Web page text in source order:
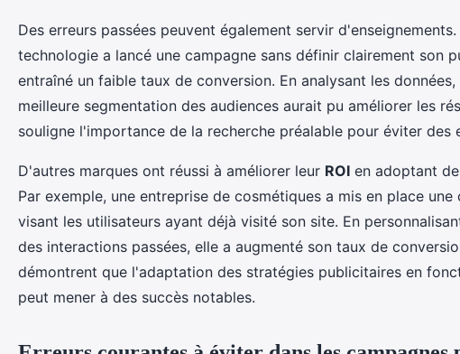
Des erreurs passées peuvent également servir
technologie a lancé une campagne sans définir clairement son
entraîné un faible taux de conversion. En analysant les
meilleure segmentation des audiences aurait pu améliorer les
souligne l'importance de la recherche préalable pour éviter des
D'autres marques ont réussi à améliorer leur ROI en adoptant
Par exemple, une entreprise de cosmétiques a mis en place
visant les utilisateurs ayant déjà visité son site. En
des interactions passées, elle a augmenté son taux de
démontrent que l'adaptation des stratégies publicitaires en
peut mener à des succès notables.